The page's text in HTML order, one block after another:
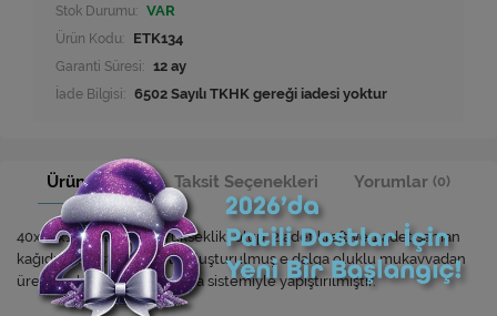
Stok Durumu: VAR
Ürün Kodu: ETK134
Garanti Süresi: 12 ay
İade Bilgisi:
Ürün Bilgisi Taksit Seçenekleri Yorumlar (0)
40x40x12cm [Boy*En*Yükseklik] olup; 2 adet kraft ve 1 adet saman
kağıdın birleştirilmesiyle oluşturulmuş e dalga oluklu mukavvadan
üretilerek, kenarları 4 nokta sistemiyle yapıştırılmıştır.